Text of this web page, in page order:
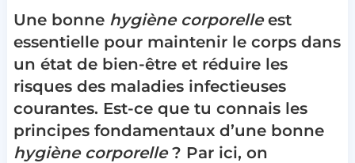
Une bonne hygiène corporelleest
essentielle pour maintenir le corps dans
un état de bien-être et réduire les
risques des maladies infectieuses
courantes. Est-ce que tu connais les
principes fondamentaux d’une bonne
hygiène corporelle? Par ici, on